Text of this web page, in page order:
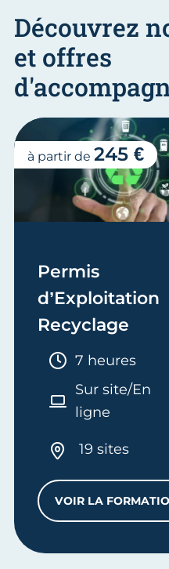
Découvrez
et offres
Permis
d’Exploitation
Recyclage
Durée :
7 heures
Sur site/En
ligne
19 sites
VOIR LA PERMIS
à partir de 245 €